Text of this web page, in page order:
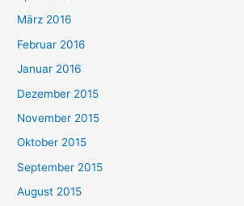
März 2016
Februar 2016
Januar 2016
Dezember 2015
November 2015
Oktober 2015
September 2015
August 2015